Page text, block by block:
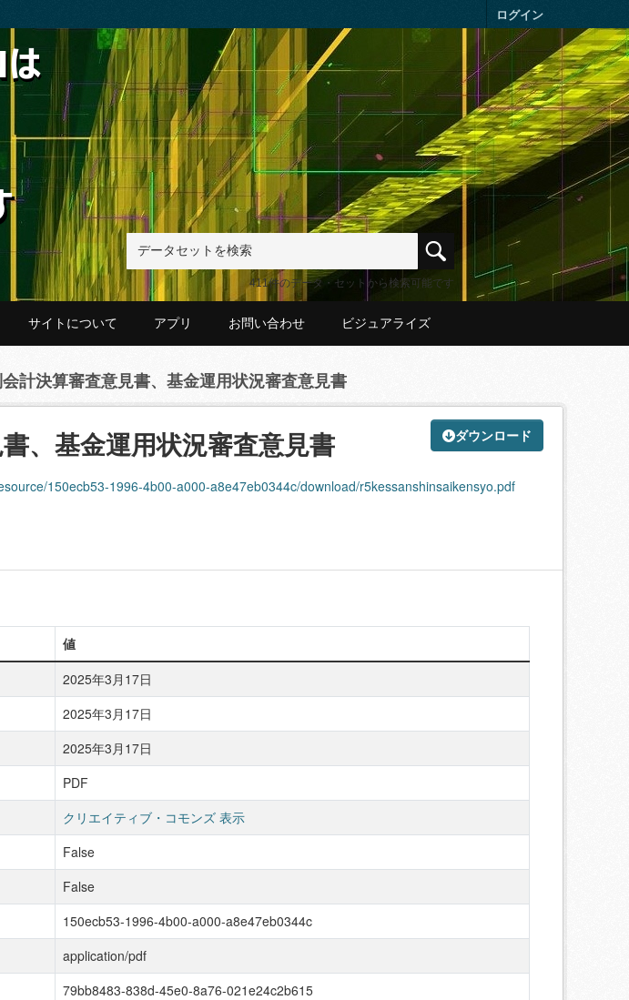
ログイン
411件のデータ・セットから検索可能です
サイトについて アプリ お問い合わせ ビジュアライズ
計決算審査意見書、基金運用状況審査意見書
ダウンロード
、基金運用状況審査意見書
150ecb53-1996-4b00-a000-a8e47eb0344c/download/r5kessanshinsaikensyo.pdf
値
2025年3月17日
2025年3月17日
2025年3月17日
PDF
クリエイティブ・コモンズ 表示
False
False
150ecb53-1996-4b00-a000-a8e47eb0344c
application/pdf
79bb8483-838d-45e0-8a76-021e24c2b615